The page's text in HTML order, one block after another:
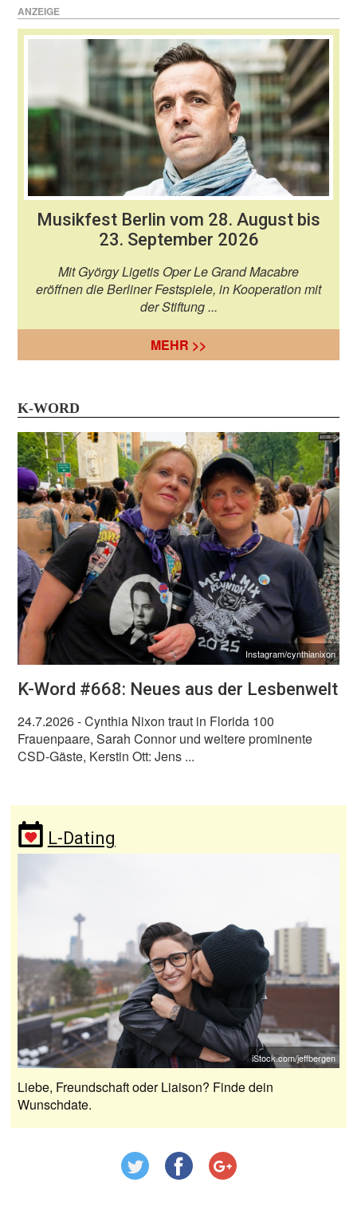
ANZEIGE
Musikfest Berlin vom 28. August bis
23. September 2026
Mit György Ligetis Oper Le Grand Macabre
eröffnen die Berliner Festspiele, in Kooperation mit
der Stiftung ...
MEHR >>
K-WORD
Instagram/cynthianixon
K-Word #668: Neues aus der Lesbenwelt
24.7.2026- Cynthia Nixon traut in Florida 100
Frauenpaare, Sarah Connor und weitere prominente
CSD-Gäste, Kerstin Ott: Jens ...
L-Dating
iStock.com/jeffbergen
Liebe, Freundschaft oder Liaison? Finde dein
Wunschdate.